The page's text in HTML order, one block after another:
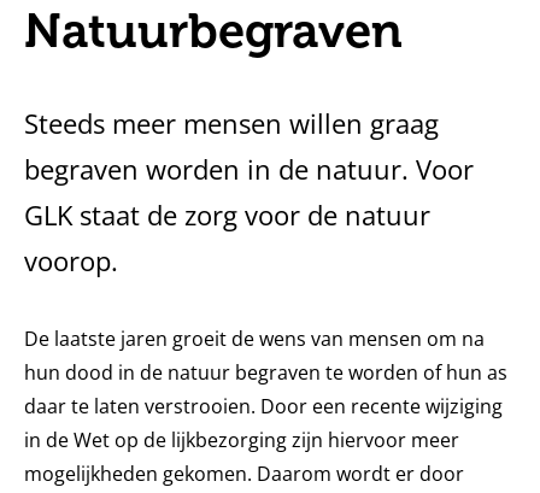
Natuurbegraven
Steeds meer mensen willen graag
begraven worden in de natuur. Voor
GLK staat de zorg voor de natuur
voorop.
De laatste jaren groeit de wens van mensen om na
hun dood in de natuur begraven te worden of hun as
daar te laten verstrooien. Door een recente wijziging
in de Wet op de lijkbezorging zijn hiervoor meer
mogelijkheden gekomen. Daarom wordt er door